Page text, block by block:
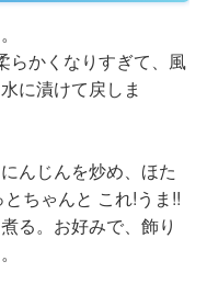
らかくなりすぎて、風
に漬けて戻しま
んじんを炒め、ほた
ちゃんと これ!うま!!
る。お好みで、飾り